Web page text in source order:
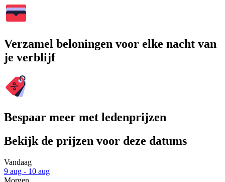
Verzamel beloningen voor elke nacht van
je verblijf
Bespaar meer met ledenprijzen
Bekijk de prijzen voor deze datums
Vandaag
9 aug - 10 aug
Morgen